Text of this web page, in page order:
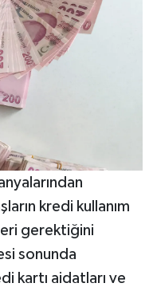
kredi kullanım
gerektiğini
sonunda
kartı aidatları ve